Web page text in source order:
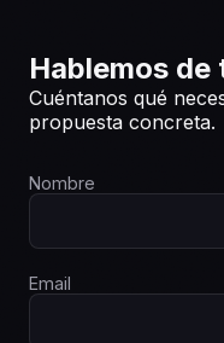
Hablemos
Cuéntanos qué
propuesta concreta.
Nombre
Email